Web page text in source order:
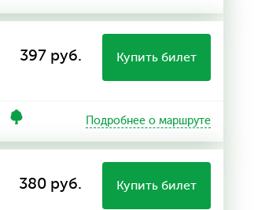
397 руб. Купить билет
Подробнее о маршруте
380 руб. Купить билет